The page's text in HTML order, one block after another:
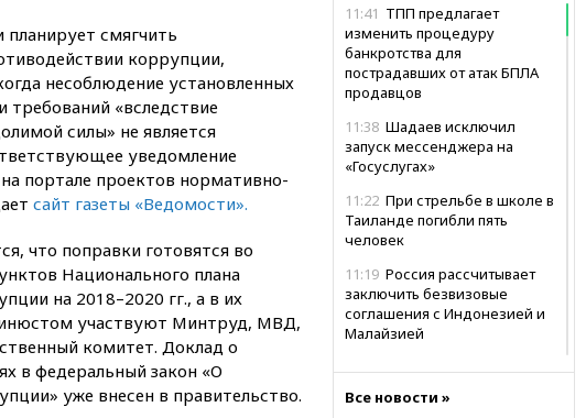
11:41 ТПП предлагает
изменить процедуру
банкротства для
пострадавших от атак БПЛА
продавцов
11:38 Шадаев исключил
запуск мессенджера на
«Госуслугах»
11:22 При стрельбе в школе в
Таиланде погибли пять
человек
11:19 Россия рассчитывает
заключить безвизовые
соглашения с Индонезией и
Малайзией
конкуренты
Все новости »
смягчить
коррупции,
несоблюдение установленных
требований «вследствие
силы» не является
уведомление
портале проектов нормативно-
сайт газеты «Ведомости».
что поправки готовятся во
Национального плана
на 2018–2020 гг., а в их
участвуют Минтруд, МВД,
комитет. Доклад о
в федеральный закон «О
уже внесен в правительство.